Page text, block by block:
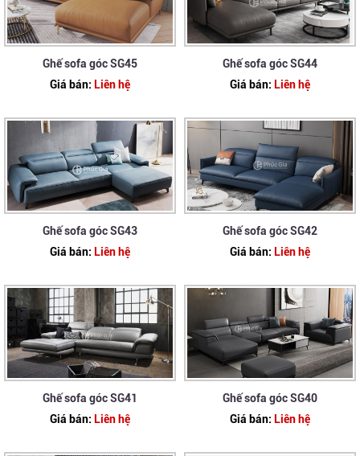
Ghế sofa góc SG45
Giá bán: Liên hệ
Ghế sofa góc SG44
Giá bán: Liên hệ
Ghế sofa góc SG43
Giá bán: Liên hệ
Ghế sofa góc SG42
Giá bán: Liên hệ
Ghế sofa góc SG41
Giá bán: Liên hệ
Ghế sofa góc SG40
Giá bán: Liên hệ